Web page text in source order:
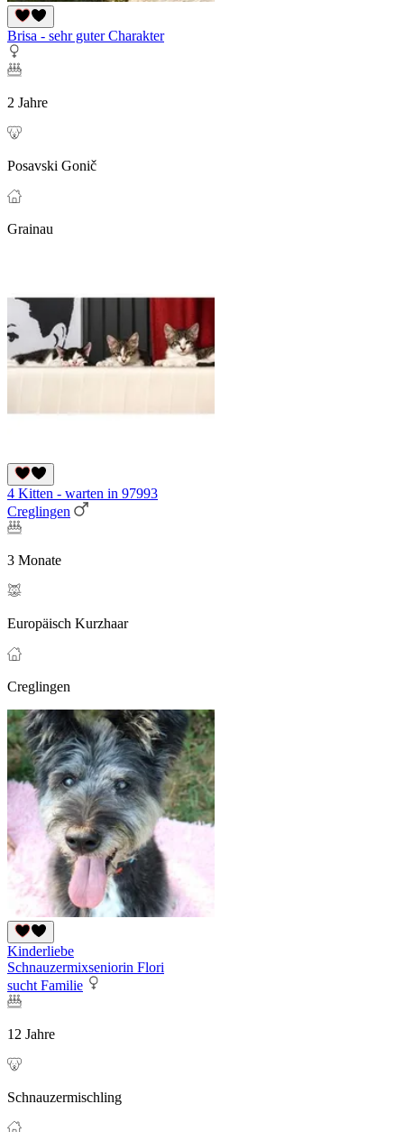
Brisa - sehr guter Charakter
2 Jahre
Posavski Gonič
Grainau
4 Kitten - warten in 97993
Creglingen
3 Monate
Europäisch Kurzhaar
Creglingen
Kinderliebe
Schnauzermixseniorin Flori
sucht Familie
12 Jahre
Schnauzermischling